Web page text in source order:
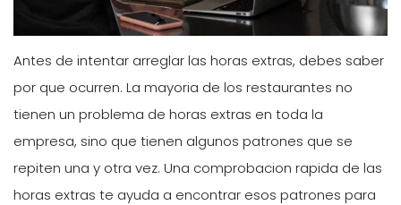
Antes de intentar arreglar las horas extras, debes saber
por que ocurren. La mayoria de los restaurantes no
tienen un problema de horas extras en toda la
empresa, sino que tienen algunos patrones que se
repiten una y otra vez. Una comprobacion rapida de las
horas extras te ayuda a encontrar esos patrones para